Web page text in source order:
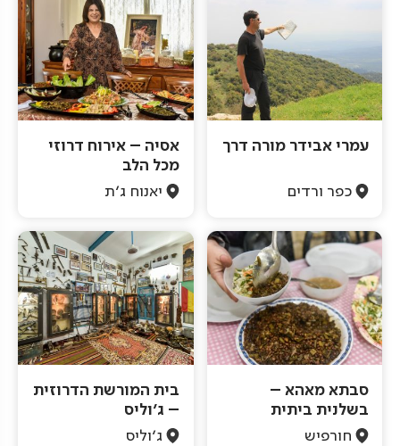
עמרי אבידר מורה דרך
כפר ורדים
אסיה – אירוח דרוזי
מכל הלב
יאנוח ג'ת
סבתא מאהא –
בשלנית ביתית
חורפיש
בית המורשת הדרוזית
– ג'וליס
ג'וליס